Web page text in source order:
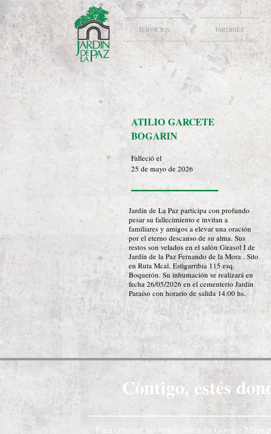
SERVICIOS JARDINES
ATILIO GARCETE
BOGARIN
25 de mayo de 2026
Jardín de La Paz participa con profundo
pesar su fallecimiento e invitan a
familiares y amigos a elevar una oración
por el eterno descanso de su alma. Sus
restos son velados en el salón Girasol I de
Jardín de la Paz Fernando de la Mora . Sito
en Ruta Mcal. Estigarribia 115 esq.
Boquerón. Su inhumación se realizará en
fecha 26/05/2026 en el cementerio Jardín
Paraíso con horario de salida 14:00 hs.
Falleció el
Contigo, estés
Para conocer las ubicaciones de Google Maps